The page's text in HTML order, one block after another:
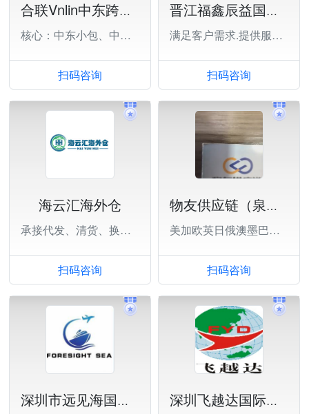
合联Vnlin中东跨境电商物流
核心：中东小包、中东FBA、中东COD
扫码咨询
晋江福鑫辰益国际物流有限公司
满足客户需求.提供服务价值.与客户共赢
扫码咨询
海云汇海外仓
承接代发、清货、换标、中转等业务
扫码咨询
物友供应链（泉州）有限公司
美加欧英日俄澳墨巴西等
扫码咨询
深圳市远见海国际货运代理有限公司
深圳飞越达国际货运代理有限公司